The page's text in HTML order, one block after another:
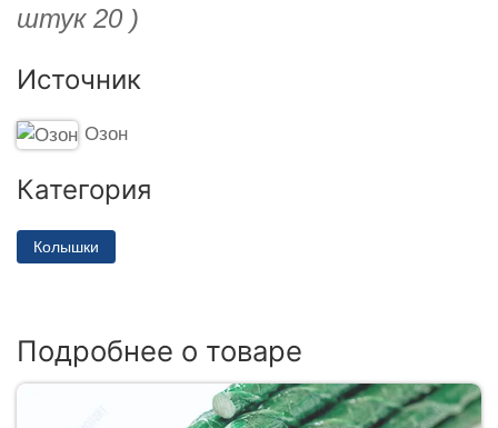
штук 20 )
Источник
Озон
Категория
Колышки
Подробнее о товаре